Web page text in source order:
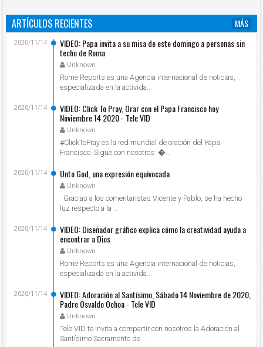
ARTÍCULOS RECIENTES
MÁS
VIDEO: Papa invita a su misa de este domingo a personas sin
techo de Roma
Unknown
2020/11/14
Rome Reports es una Agencia internacional de noticias,
especializada en la activida...
VIDEO: Click To Pray, Orar con el Papa Francisco hoy
Noviembre 14 2020 - Tele VID
Unknown
2020/11/14
#ClickToPray es la red mundial de oración del Papa
Francisco. Sigue con nosotros: ...
Unto God, una expresión equivocada
Unknown
2020/11/14
Gracias a los comentaristas Vicente y Pablo, se ha hecho
luz respecto a la ...
VIDEO: Diseñador gráfico explica cómo la creatividad ayuda a
encontrar a Dios
Unknown
2020/11/14
Rome Reports es una Agencia internacional de noticias,
especializada en la activida...
VIDEO: Adoración al Santísimo, Sábado 14 Noviembre de 2020,
Padre Osvaldo Ochoa - Tele VID
Unknown
2020/11/14
Tele VID te invita a compartir con nosotros la Adoración al
Santísimo Sacramento de...